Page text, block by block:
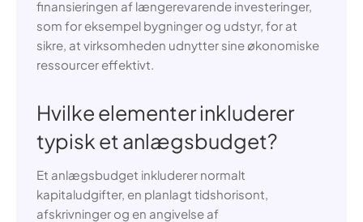
finansieringen af længerevarende investeringer,
som for eksempel bygninger og udstyr, for at
sikre, at virksomheden udnytter sine økonomiske
ressourcer effektivt.
Hvilke elementer inkluderer
typisk et anlægsbudget?
Et anlægsbudget inkluderer normalt
kapitaludgifter, en planlagt tidshorisont,
afskrivninger og en angivelse af